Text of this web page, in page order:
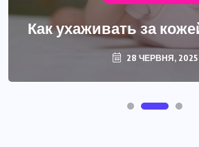
Как ухаживать за
28 ЧЕРВНЯ, 2025